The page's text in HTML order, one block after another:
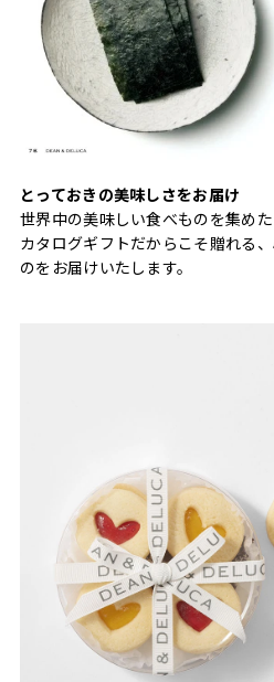
とっておきの美味しさをお届け
世界中の美味しい食べものを集め
カタログギフトだからこそ贈れる
のをお届けいたします。